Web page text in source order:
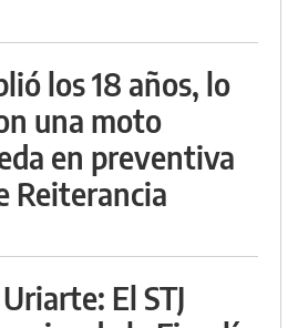
los 18 años, lo
una moto
en preventiva
Reiterancia
El STJ